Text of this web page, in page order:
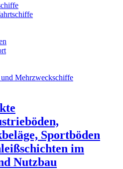
und Mehrzweckschiffe
Sportböden
im
Nutzbau